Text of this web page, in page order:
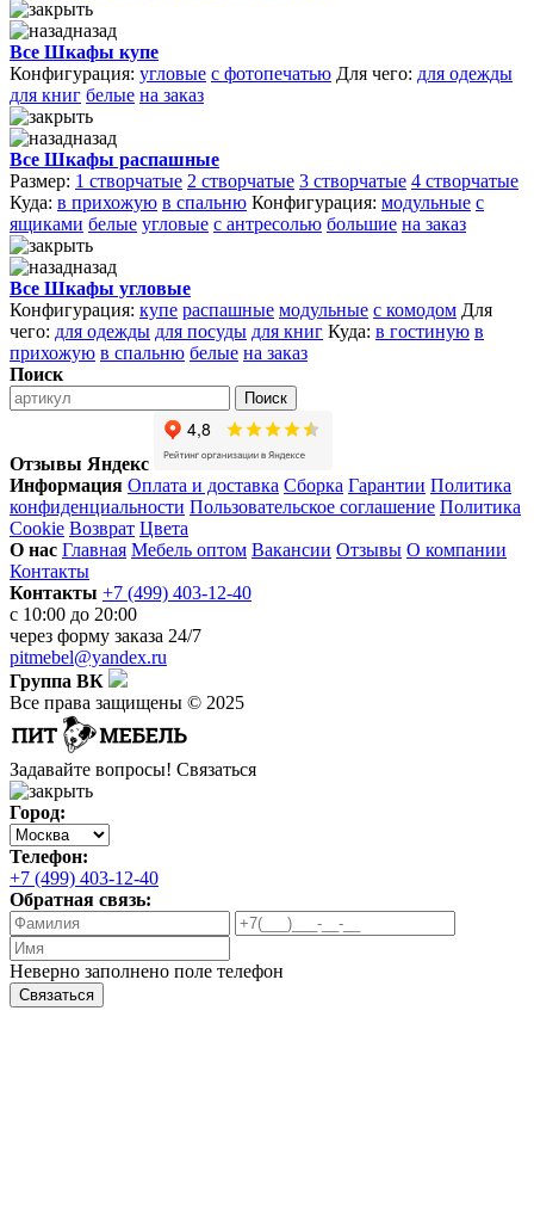
назад
Все Шкафы купе
Конфигурация: угловые с фотопечатью Для чего: для одежды
для книг белые на заказ
назад
Все Шкафы распашные
Размер: 1 створчатые 2 створчатые 3 створчатые 4 створчатые
Куда: в прихожую в спальню Конфигурация: модульные с
ящиками белые угловые с антресолью большие на заказ
назад
Все Шкафы угловые
Конфигурация: купе распашные модульные с комодом Для
чего: для одежды для посуды для книг Куда: в гостиную в
прихожую в спальню белые на заказ
Поиск
Поиск
Отзывы Яндекс
Информация Оплата и доставка Сборка Гарантии Политика
конфиденциальности Пользовательское соглашение Политика
Cookie Возврат Цвета
О нас Главная Мебель оптом Вакансии Отзывы О компании
Контакты
Контакты +7 (499) 403-12-40
с 10:00 до 20:00
через форму заказа 24/7
pitmebel@yandex.ru
Группа ВК
Все права защищены © 2025
Задавайте вопросы! Связаться
Город:
Телефон:
+7 (499) 403-12-40
Обратная связь:
Неверно заполнено поле телефон
Связаться